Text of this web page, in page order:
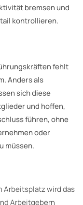
bremsen und
kontrollieren.
fehlt
Anders als
sich diese
und hoffen,
führen, ohne
oder
müssen.
Arbeitsplatz wird das
Arbeitgebern